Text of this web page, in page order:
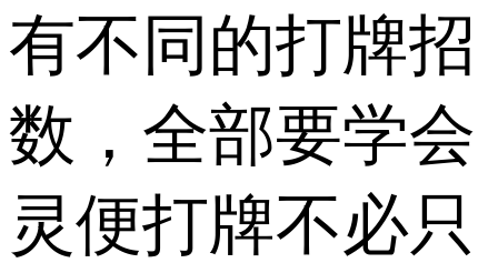
有不同的打牌招
数，全部要学会
灵便打牌不必只